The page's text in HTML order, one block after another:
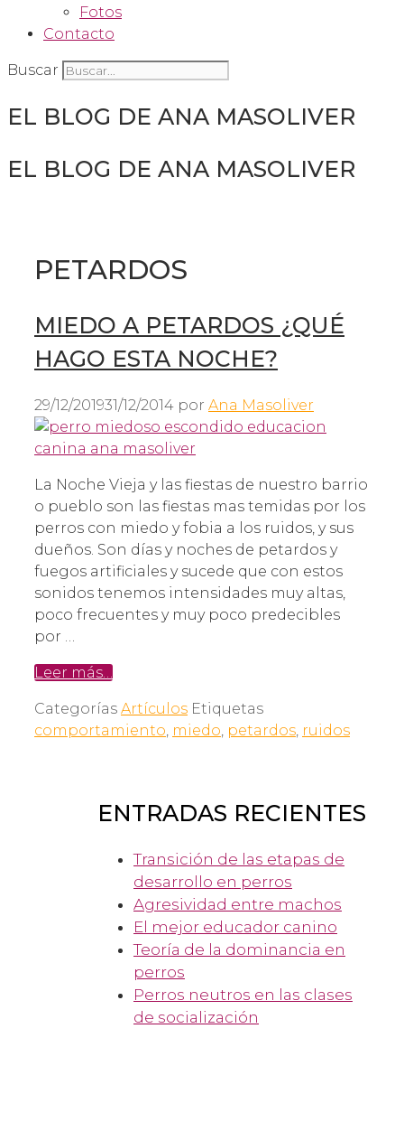
Fotos
Contacto
Buscar
EL BLOG DE ANA MASOLIVER
EL BLOG DE ANA MASOLIVER
PETARDOS
MIEDO A PETARDOS ¿QUÉ
HAGO ESTA NOCHE?
29/12/201931/12/2014 por Ana Masoliver
La Noche Vieja y las fiestas de nuestro barrio
o pueblo son las fiestas mas temidas por los
perros con miedo y fobia a los ruidos, y sus
dueños. Son días y noches de petardos y
fuegos artificiales y sucede que con estos
sonidos tenemos intensidades muy altas,
poco frecuentes y muy poco predecibles
por …
Leer más…
Categorías Artículos Etiquetas
comportamiento, miedo, petardos, ruidos
ENTRADAS RECIENTES
Transición de las etapas de
desarrollo en perros
Agresividad entre machos
El mejor educador canino
Teoría de la dominancia en
perros
Perros neutros en las clases
de socialización